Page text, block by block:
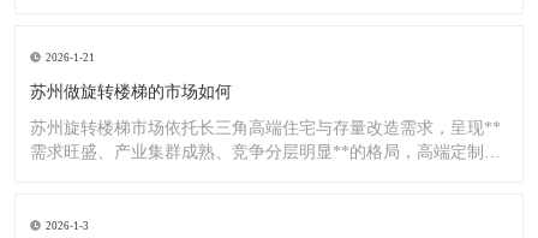
2026-1-21
苏州做旋转楼梯的市场如何
苏州旋转楼梯市场依托长三角高端住宅与存量改造需求，呈现**
需求旺盛、产业集群成熟、竞争分层明显**的格局，高端定制与
2026-1-3